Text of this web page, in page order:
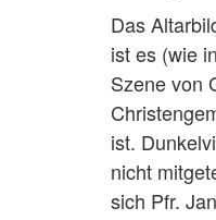
Das
ist es (wie
Szene von
ist.
nicht
sich Pfr.